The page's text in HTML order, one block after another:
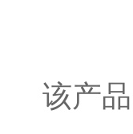
该产